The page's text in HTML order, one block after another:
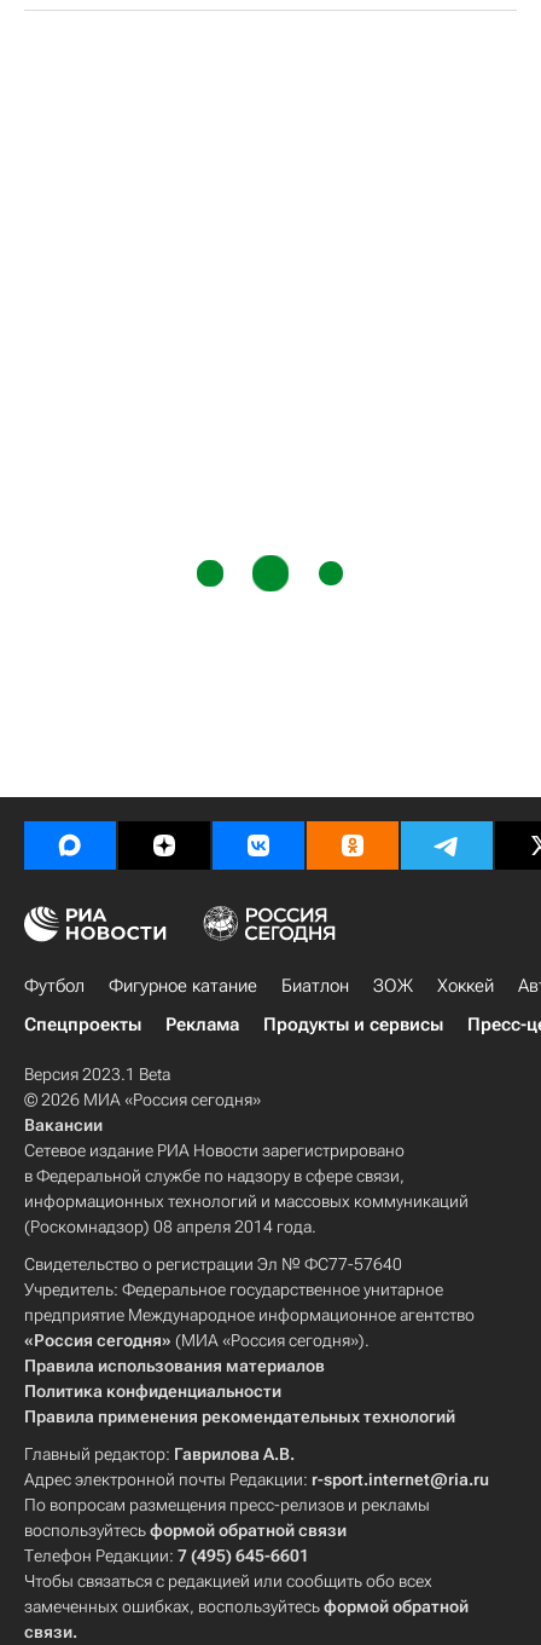
Футбол Фигурное катание Биатлон ЗОЖ Хоккей
Спецпроекты
Реклама Продукты и сервисы Пресс-
Версия 2023.1 Beta
© 2026 МИА «Россия сегодня»
Вакансии
Сетевое издание РИА Новости зарегистрировано
в Федеральной службе по надзору в сфере связи,
информационных технологий и массовых коммуникаций
(Роскомнадзор) 08 апреля 2014 года.
Свидетельство о регистрации Эл № ФС77-57640
Учредитель: Федеральное государственное унитарное
предприятие Международное информационное агентство
«Россия сегодня» (МИА «Россия сегодня»).
Правила использования материалов
Политика конфиденциальности
Правила применения рекомендательных технологий
Главный редактор: Гаврилова А.В.
Адрес электронной почты Редакции: r-sport.internet@ria.ru
По вопросам размещения пресс-релизов и рекламы
воспользуйтесьформой обратной связи
Телефон Редакции: 7 (495) 645-6601
Чтобы связаться с редакцией или сообщить обо всех
замеченных ошибках, воспользуйтесьформой обратной
связи.